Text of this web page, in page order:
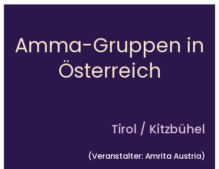
Amma-Gruppen in
Österreich
Tirol / Kitzbühel
(Veranstalter: Amrita Austria)